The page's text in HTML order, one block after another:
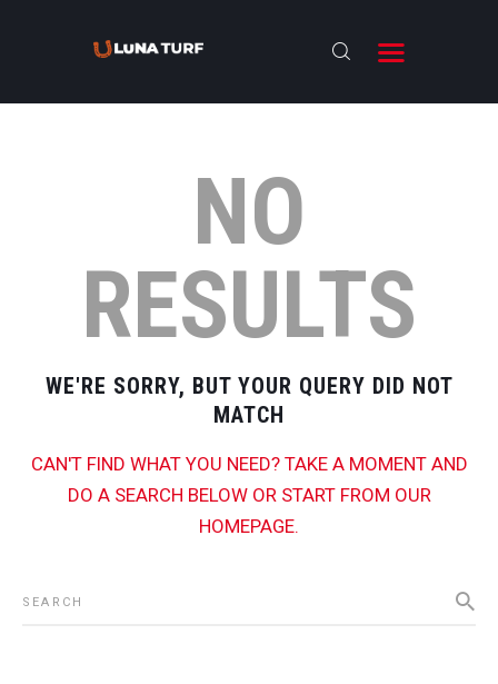
ANTESALA
ENTREVISTAS
NO
RESULTS
WE'RE SORRY, BUT YOUR QUERY DID NOT
MATCH
CAN'T FIND WHAT YOU NEED? TAKE A MOMENT AND
DO A SEARCH BELOW OR START FROM OUR
HOMEPAGE.